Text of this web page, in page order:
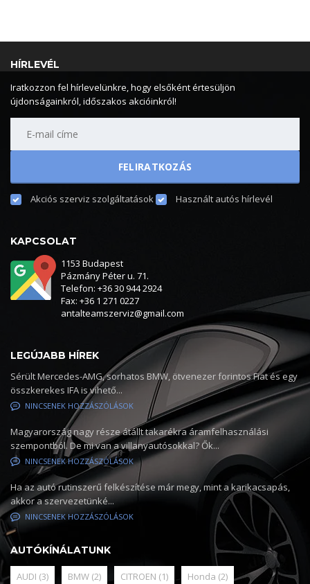
HÍRLEVÉL
Iratkozzon fel hírlevelünkre, hogy elsőként értesüljön
újdonságainkról, időszakos akcióinkról!
Akciós szerviz szolgáltatások Használt autós hírlevél
KAPCSOLAT
1153 Budapest
Pázmány Péter u. 71.
Telefon: +36 30 944 2924
Fax: +36 1 271 0227
antalteamszerviz@gmail.com
LEGÚJABB HÍREK
Sérült Mercedes-AMG, sorhatos BMW, ötvenezer forintos Fiat és egy
összkerekes IFA is vihető...
NINCSENEK HOZZÁSZÓLÁSOK
Magyarország nagy része átállt takarékra áramfelhasználási
szempontból. De mi van a villanyautósokkal? Ők...
NINCSENEK HOZZÁSZÓLÁSOK
Ha az autó rutinszerű felkészítése már megy, mint a karikacsapás,
akkor a szervezetünké...
NINCSENEK HOZZÁSZÓLÁSOK
AUTÓKÍNÁLATUNK
AUDI (3) BMW (2) CITROEN (1) Honda (2)